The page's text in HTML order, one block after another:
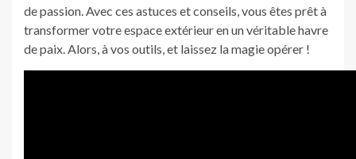
de passion. Avec ces astuces et conseils, vous êtes prêt à
transformer votre espace extérieur en un véritable havre
de paix. Alors, à vos outils, et laissez la magie opérer !